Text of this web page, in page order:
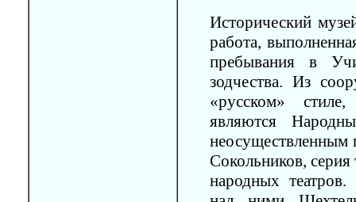
Исторический
работа,
пребывания в
зодчества. Из
«русском»
являются
неосуществленным
Сокольников,
народных